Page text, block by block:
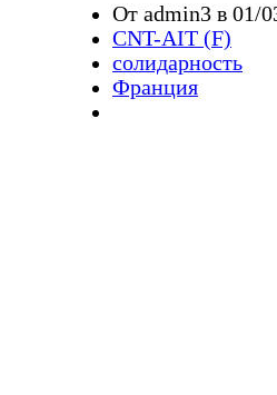
От admin3 в 01/
CNT-AIT (F)
солидарность
Франция